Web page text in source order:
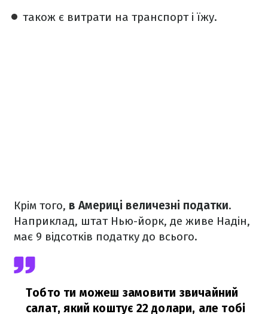
також є витрати на транспорт і їжу.
Крім того, в Америці величезні податки.
Наприклад, штат Нью-йорк, де живе Надін,
має 9 відсотків податку до всього.
Тобто ти можеш замовити звичайний
салат, який коштує 22 долари, але тобі